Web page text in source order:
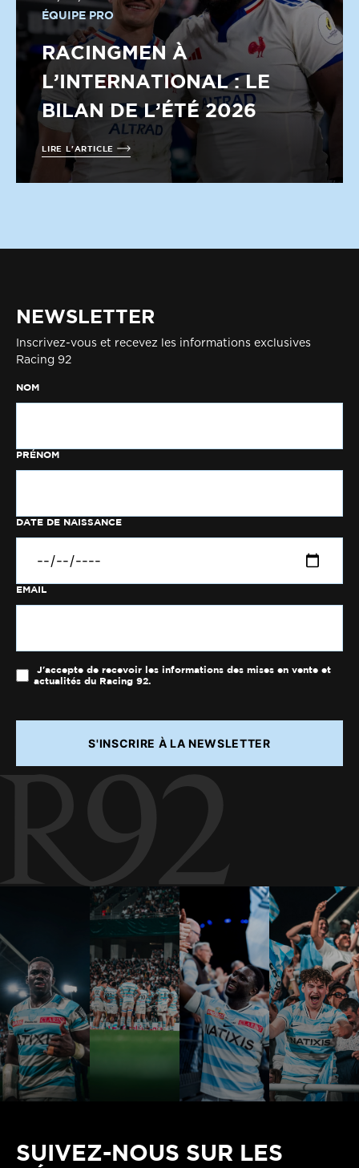
ÉQUIPE PRO
RACINGMEN À
L’INTERNATIONAL : LE
BILAN DE L’ÉTÉ 2026
LIRE L'ARTICLE
NEWSLETTER
Inscrivez-vous et recevez les informations exclusives
Racing 92
NOM
PRÉNOM
DATE DE NAISSANCE
EMAIL
J'accepte de recevoir les informations des mises en vente et
actualités du Racing 92.
S'INSCRIRE À LA NEWSLETTER
SUIVEZ-NOUS SUR LES